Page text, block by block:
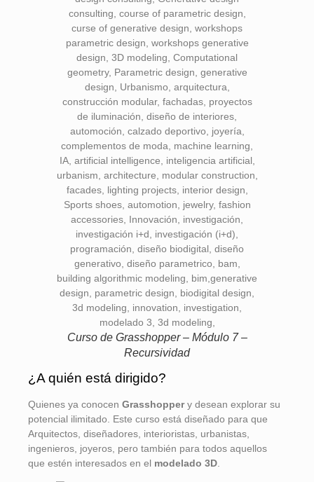
Curso de Grasshopper – Módulo 7 –
Recursividad
¿A quién está dirigido?
Quienes ya conocen Grasshoppery desean explorar su
potencial ilimitado. Este curso está diseñado para que
Arquitectos, diseñadores, interioristas, urbanistas,
ingenieros, joyeros, pero también para todos aquellos
que estén interesados en el modelado 3D